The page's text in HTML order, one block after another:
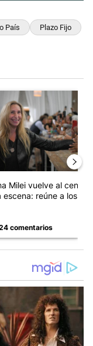
País Plazo Fijo
Messi llegó a
de tendencia
Milei vuelve al centro
escena: reúne a los...
comentarios